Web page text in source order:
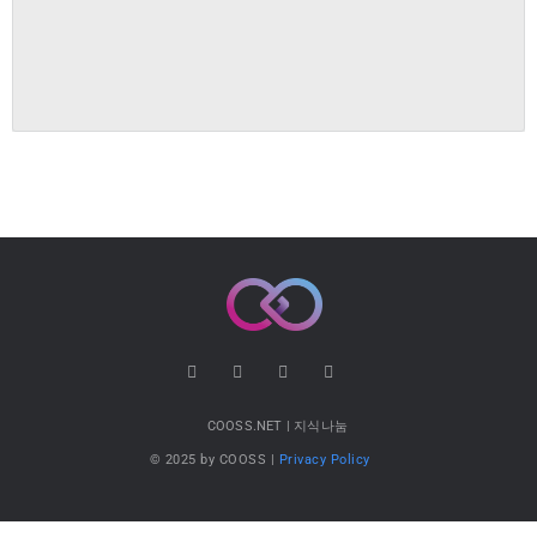
COOSS.NET | 지식나눔
© 2025 by COOSS | Privacy Policy